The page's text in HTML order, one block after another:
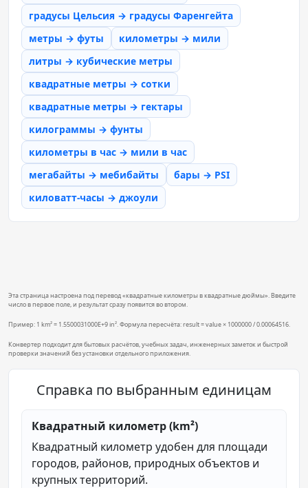
градусы Цельсия → градусы Фаренгейта
метры → футы
километры → мили
литры → кубические метры
квадратные метры → сотки
квадратные метры → гектары
килограммы → фунты
километры в час → мили в час
мегабайты → мебибайты
бары → PSI
киловатт-часы → джоули
Эта страница настроена под перевод «квадратные километры в квадратные дюймы». Введите
число в первое поле, и результат сразу появится во втором.
Пример: 1 km² = 1.5500031000E+9 in². Формула пересчёта: result = value × 1000000 / 0.00064516.
Конвертер подходит для бытовых расчётов, учебных задач, инженерных заметок и быстрой
проверки значений без установки отдельного приложения.
Справка по выбранным единицам
Квадратный километр (km²)
Квадратный километр удобен для площади
городов, районов, природных объектов и
крупных территорий.